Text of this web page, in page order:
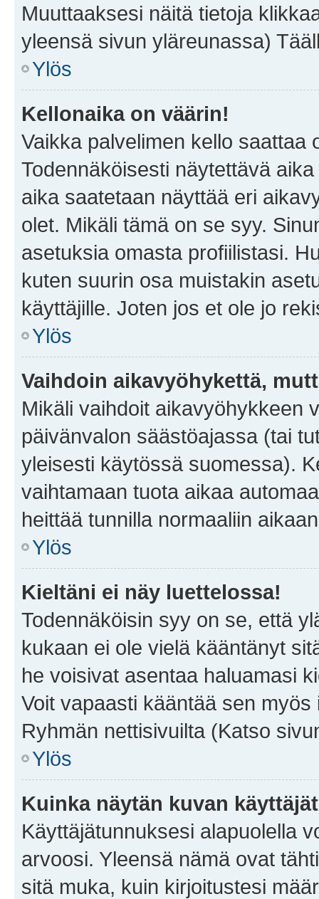
Muuttaaksesi näitä tietoja
yleensä sivun yläreunassa)
Ylös
Kellonaika on väärin!
Vaikka palvelimen kello saattaa
Todennäköisesti näytettävä
aika saatetaan näyttää eri
olet. Mikäli tämä on se syy.
asetuksia omasta profiilistasi.
kuten suurin osa muistakin
käyttäjille. Joten jos et ole jo
Ylös
Vaihdoin aikavyöhykettä,
Mikäli vaihdoit aikavyöhykkeen
päivänvalon säästöajassa (tai
yleisesti käytössä suomessa).
vaihtamaan tuota aikaa
heittää tunnilla normaaliin
Ylös
Kieltäni ei näy luettelossa!
Todennäköisin syy on se, että
kukaan ei ole vielä kääntänyt
he voisivat asentaa haluamasi
Voit vapaasti kääntää sen
Ryhmän nettisivuilta (Katso
Ylös
Kuinka näytän kuvan
Käyttäjätunnuksesi alapuolella
arvoosi. Yleensä nämä ovat
sitä muka, kuin kirjoitustesi